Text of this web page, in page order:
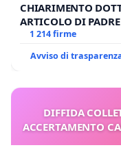
CHIARIMENTO
ARTICOLO DI
1 214 firme
Avviso di
DIFFIDA
ACCERTAMENTO